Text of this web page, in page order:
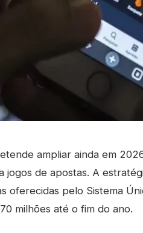
ampliar ainda em
jogos de apostas. A
oferecidas pelo Sistema
milhões até o fim do ano.